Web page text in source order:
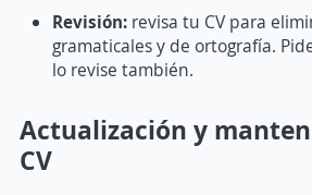
Revisión: revisa tu CV para
gramaticales y de ortografía.
lo revise también.
Actualización y
CV